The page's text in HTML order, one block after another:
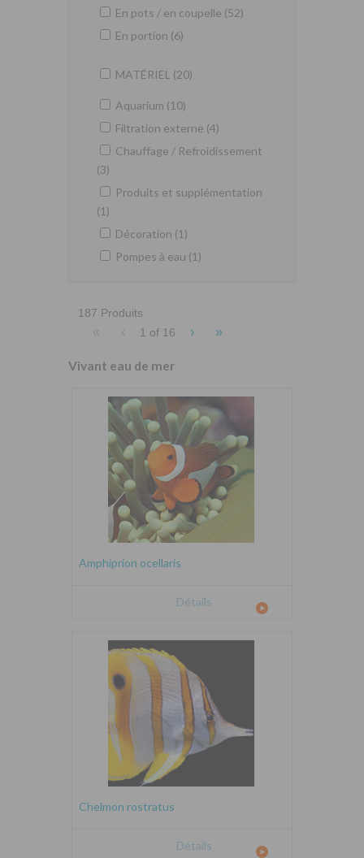
En pots / en coupelle (52)
En portion (6)
MATÉRIEL (20)
Aquarium (10)
Filtration externe (4)
Chauffage / Refroidissement
(3)
Produits et supplémentation
(1)
Décoration (1)
Pompes à eau (1)
187 Produits
« ‹ 1 of 16 › »
Vivant eau de mer
Amphiprion ocellaris
Détails
Chelmon rostratus
Détails